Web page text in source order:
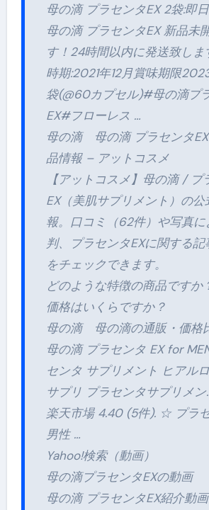
母の滴 プラセンタEX 2袋:即
母の滴 プラセンタEX 新品未
す！24時間以内に発送致しま
時期:2021年12月賞味期限
袋(@60カプセル)#母の滴プ
EX#フローレス …
母の滴 母の滴 プラセンタ
品情報 – アットコスメ
【アットコスメ】母の滴 / プ
EX（美肌サプリメント）の公
報。口コミ（62件）や写真に
判、プラセンタEXに関する
をチェックできます。
どのような特徴の商品ですか
価格はいくらですか？
母の滴 母の滴の通販・価格
母の滴 プラセンタ EX for
センタ サプリメント ヒアル
サプリ プラセンタサプリメ
楽天市場 4.40 (5件). ☆ プラ
男性 …
Yahoo!検索（動画）
母の滴プラセンタEXの動画
母の滴 プラセンタEX紹介動画